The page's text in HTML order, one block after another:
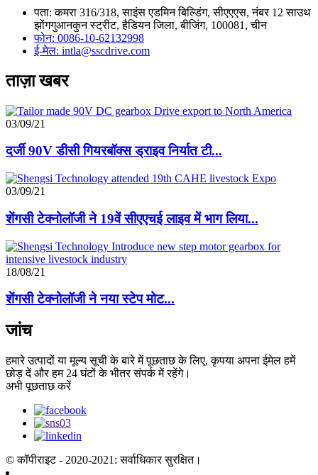
पता: कमरा 316/318, साइंस एडमिन बिल्डिंग, सीएएएस, नंबर 12 साउथ
झोंगगुआनकुन स्ट्रीट, हैडियन जिला, बीजिंग, 100081, चीन
फोन: 0086-10-62132998
ई-मेल: intla@sscdrive.com
ताज़ा खबर
03/09/21
दर्जी 90V डीसी गियरबॉक्स ड्राइव निर्यात टी...
03/09/21
शेंगसी टेक्नोलॉजी ने 19वें सीएएचई लाइव में भाग लिया...
18/08/21
शेंगसी टेक्नोलॉजी ने नया स्टेप मोट...
जांच
हमारे उत्पादों या मूल्य सूची के बारे में पूछताछ के लिए, कृपया अपना ईमेल हमें
छोड़ दें और हम 24 घंटों के भीतर संपर्क में रहेंगे।
अभी पूछताछ करें
© कॉपीराइट - 2020-2021: सर्वाधिकार सुरक्षित।